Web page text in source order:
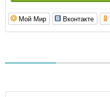
Мой Мир Вконтакте